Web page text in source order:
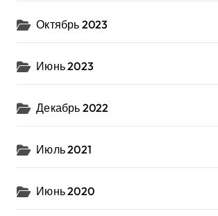
Октябрь 2023
Июнь 2023
Декабрь 2022
Июль 2021
Июнь 2020